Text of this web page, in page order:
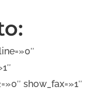
show_fax=»1″